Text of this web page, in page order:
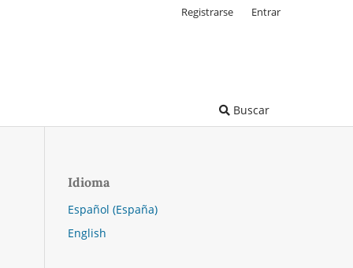
Buscar
Registrarse Entrar
Idioma
Español (España)
English